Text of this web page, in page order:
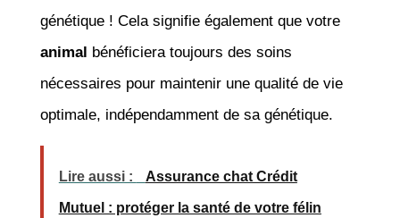
génétique ! Cela signifie également que votre
animal bénéficiera toujours des soins
nécessaires pour maintenir une qualité de vie
optimale, indépendamment de sa génétique.
Lire aussi : Assurance chat Crédit
Mutuel : protéger la santé de votre félin